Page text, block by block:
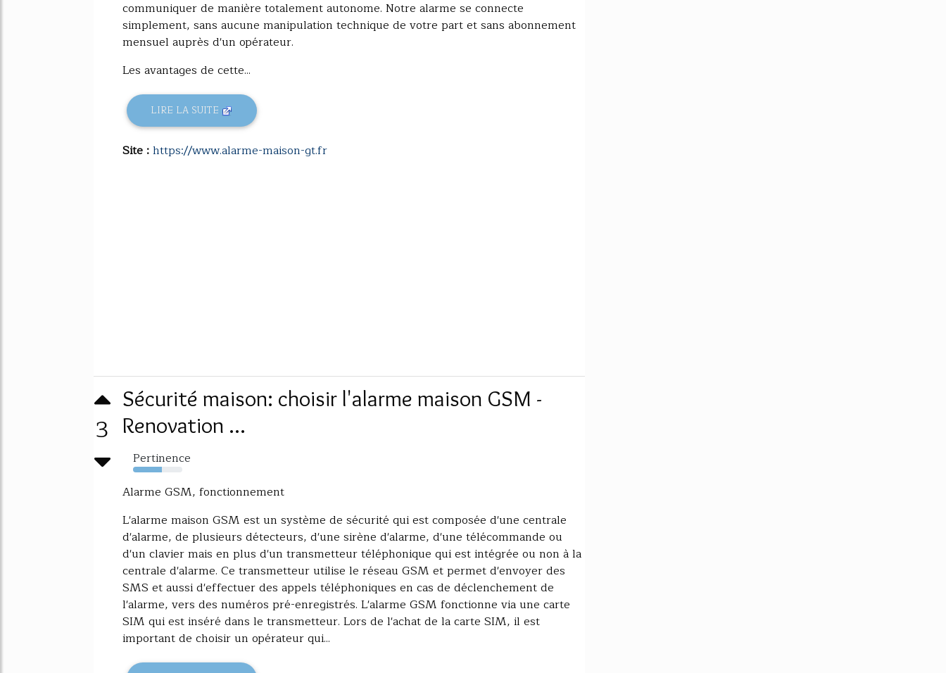
communiquer de manière totalement autonome. Notre alarme se connecte
simplement, sans aucune manipulation technique de votre part et sans abonnement
mensuel auprès d'un opérateur.
Les avantages de cette...
LIRE LA SUITE
Site :https://www.alarme-maison-gt.fr
3
Sécurité maison: choisir l'alarme maison GSM -
Renovation ...
Pertinence
59%
Alarme GSM, fonctionnement
L'alarme maison GSM est un système de sécurité qui est composée d'une centrale
d'alarme, de plusieurs détecteurs, d'une sirène d'alarme, d'une télécommande ou
d'un clavier mais en plus d'un transmetteur téléphonique qui est intégrée ou non à la
centrale d'alarme. Ce transmetteur utilise le réseau GSM et permet d'envoyer des
SMS et aussi d'effectuer des appels téléphoniques en cas de déclenchement de
l'alarme, vers des numéros pré-enregistrés. L'alarme GSM fonctionne via une carte
SIM qui est inséré dans le transmetteur. Lors de l'achat de la carte SIM, il est
important de choisir un opérateur qui...